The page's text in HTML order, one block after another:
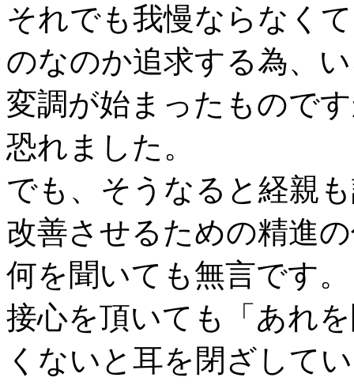
それでも我慢ならなく
のなのか追求する為、
変調が始まったもので
恐れました。
でも、そうなると経親
改善させるための精進
何を聞いても無言です。
接心を頂いても「あれ
くないと耳を閉ざして